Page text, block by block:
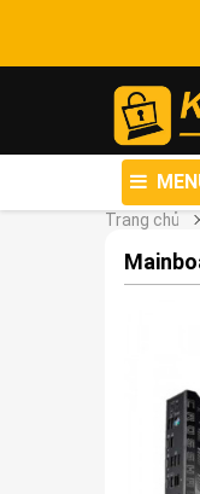
Trang chủ